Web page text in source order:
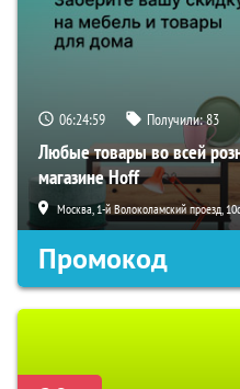
06:24:58 Получили:83
Любые товары во всей
магазине Hoff
Москва, 1-й Волоколамский проезд,
Промокод